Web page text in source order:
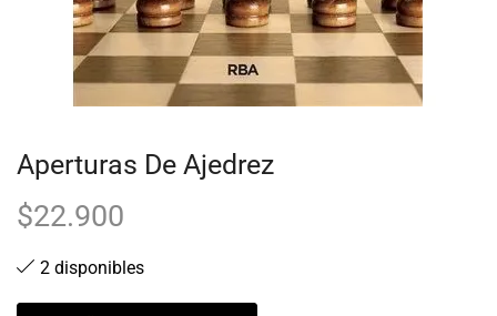
Aperturas De Ajedrez
$22.900
2 disponibles